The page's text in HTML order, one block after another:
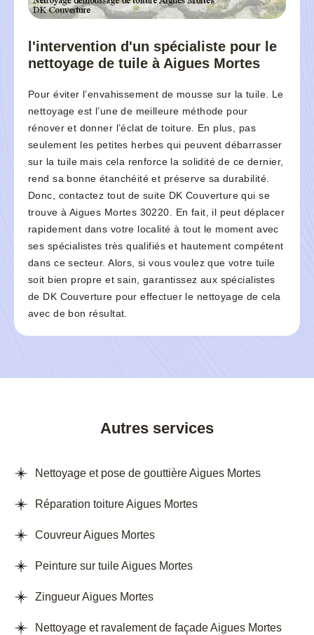
l'intervention d'un spécialiste pour le
nettoyage de tuile à Aigues Mortes
Pour éviter l’envahissement de mousse sur la tuile. Le
nettoyage est l’une de meilleure méthode pour
rénover et donner l’éclat de toiture. En plus, pas
seulement les petites herbes qui peuvent débarrasser
sur la tuile mais cela renforce la solidité de ce dernier,
rend sa bonne étanchéité et préserve sa durabilité.
Donc, contactez tout de suite DK Couverture qui se
trouve à Aigues Mortes 30220. En fait, il peut déplacer
rapidement dans votre localité à tout le moment avec
ses spécialistes très qualifiés et hautement compétent
dans ce secteur. Alors, si vous voulez que votre tuile
soit bien propre et sain, garantissez aux spécialistes
de DK Couverture pour effectuer le nettoyage de cela
avec de bon résultat.
Autres services
Nettoyage et pose de gouttière Aigues Mortes
Réparation toiture Aigues Mortes
Couvreur Aigues Mortes
Peinture sur tuile Aigues Mortes
Zingueur Aigues Mortes
Nettoyage et ravalement de façade Aigues Mortes